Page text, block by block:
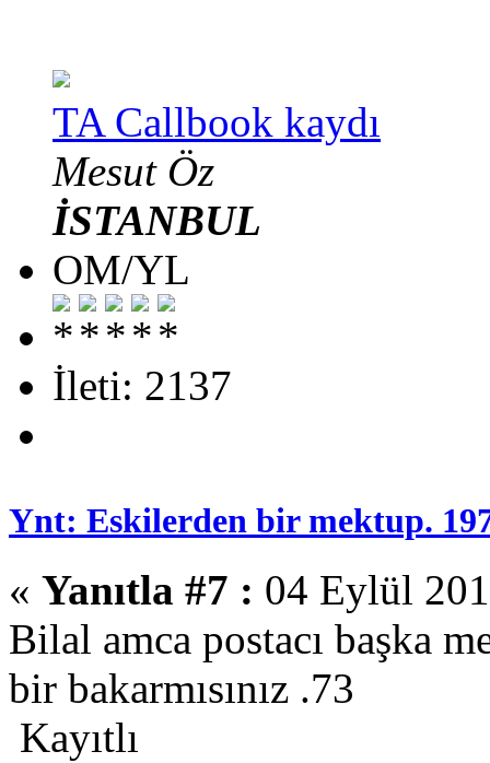
TA Callbook kaydı
Mesut Öz
İSTANBUL
OM/YL
İleti: 2137
Ynt: Eskilerden bir mektup.
« Yanıtla #7 : 04 Eylül
Bilal amca postacı başka
bir bakarmısınız .73
Kayıtlı